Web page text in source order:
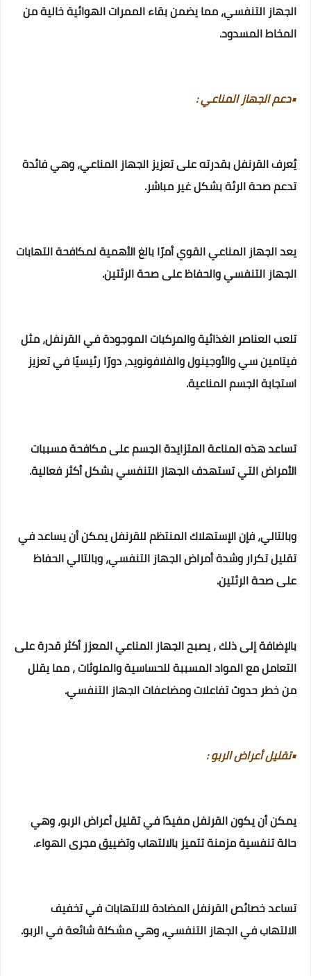
الجهاز التنفسي، مما يضمن بقاء الممرات الهوائية خالية من
المخاط المسدود.
•دعم الجهاز المناعي :
يُعرف القرنفل بقدرته على تعزيز الجهاز المناعي، وهي فائدة
تدعم صحة الرئة بشكل غير مباشر.
يعد الجهاز المناعي القوي أمرًا بالغ الأهمية لمكافحة التهابات
الجهاز التنفسي والحفاظ على صحة الرئتين.
تلعب العناصر الغذائية والمركبات الموجودة في القرنفل، مثل
فيتامين سي والأوجينول والفلافونويد، دورًا رئيسيًا في تعزيز
استجابة الجسم المناعية.
تساعد هذه المناعة المتزايدة الجسم على مكافحة مسببات
الأمراض التي تستهدف الجهاز التنفسي بشكل أكثر فعالية.
وبالتالي، فإن الإستهلاك المنتظم للقرنفل يمكن أن يساعد في
تقليل تكرار وشدة أمراض الجهاز التنفسي، وبالتالي الحفاظ
على صحة الرئتين.
بالإضافة إلى ذلك ، يصبح الجهاز المناعي المعزز أكثر قدرة على
التعامل مع المواد المسببة للحساسية والملوثات ، مما يقلل
من خطر حدوث تفاعلات ومضاعفات الجهاز التنفسي.
•تقليل أعراض الربو :
يمكن أن يكون القرنفل مفيدًا في تقليل أعراض الربو، وهي
حالة تنفسية مزمنة تتميز بالالتهاب وتضييق مجرى الهواء.
تساعد خصائص القرنفل المضادة للالتهابات في تخفيف
الالتهاب في الجهاز التنفسي، وهي مشكلة شائعة في الربو.